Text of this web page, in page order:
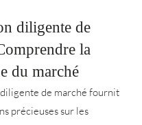
diligente de
la
du marché
de marché fournit
précieuses sur les